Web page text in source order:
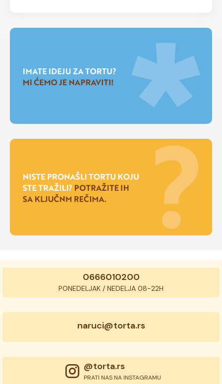
0666010200
PONEDELJAK / NEDELJA 08-22H
naruci@torta.rs
@torta.rs
PRATI NAS NA INSTAGRAMU